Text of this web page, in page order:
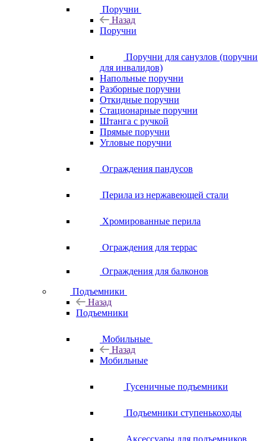
Поручни
Назад
Поручни
Поручни для санузлов (поручни
для инвалидов)
Напольные поручни
Разборные поручни
Откидные поручни
Стационарные поручни
Штанга с ручкой
Прямые поручни
Угловые поручни
Ограждения пандусов
Перила из нержавеющей стали
Хромированные перила
Ограждения для террас
Ограждения для балконов
Подъемники
Назад
Подъемники
Мобильные
Назад
Мобильные
Гусеничные подъемники
Подъемники ступенькоходы
Аксессуары для подъемников